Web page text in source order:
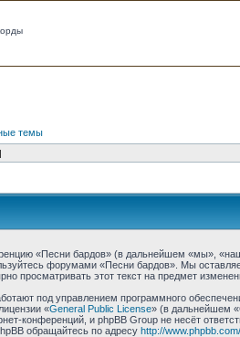
темы
«Песни бардов» (в дальнейшем «мы»,
форумами «Песни бардов». Мы
просматривать этот текст на предмет
под управлением программного
«General Public License» (в дальнейшем
конференций, и phpBB Group не несёт
обращайтесь по адресу http://www.phpbb.com/